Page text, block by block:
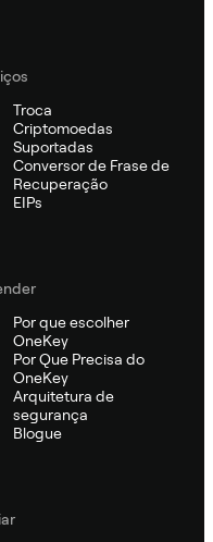
Troca
Criptomoedas
Suportadas
Conversor de Frase de
Recuperação
EIPs
Por que escolher
OneKey
Por Que Precisa do
OneKey
Arquitetura de
segurança
Blogue